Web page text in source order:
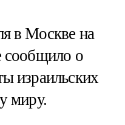
в Москве на
сообщило о
израильских
миру.